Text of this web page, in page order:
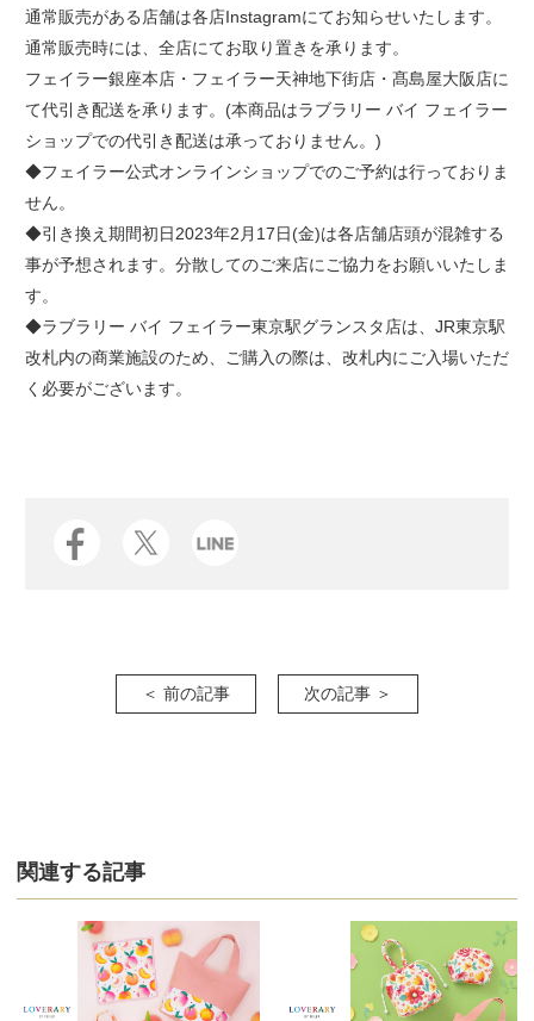
通常販売がある店舗は各店Instagramにてお知らせいたします。
通常販売時には、全店にてお取り置きを承ります。
フェイラー銀座本店・フェイラー天神地下街店・髙島屋大阪店に
て代引き配送を承ります。(本商品はラブラリー バイ フェイラー
ショップでの代引き配送は承っておりません。)
◆フェイラー公式オンラインショップでのご予約は行っておりま
せん。
◆引き換え期間初日2023年2月17日(金)は各店舗店頭が混雑する
事が予想されます。分散してのご来店にご協力をお願いいたしま
す。
◆ラブラリー バイ フェイラー東京駅グランスタ店は、JR東京駅
改札内の商業施設のため、ご購入の際は、改札内にご入場いただ
く必要がございます。
＜ 前の記事 次の記事 ＞
関連する記事